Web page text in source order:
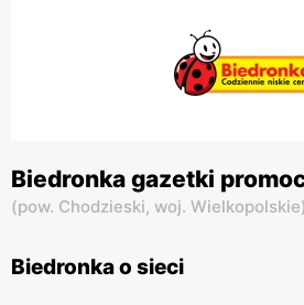
Biedronka gazetki
(pow. Chodzieski, woj. Wielkopolskie)
Biedronka o sieci